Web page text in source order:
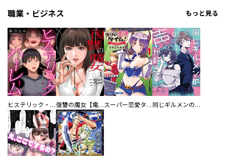
職業・ビジネス もっと見る
ヒステリック・ハーレム～搾られる男と堕ちる女～【電子単行本版】 復讐の魔女【電子単行本版】 スーパー恋愛タイム！～現場でドＳな彼女は自宅でデレる～ 同じギルメンの声が好き